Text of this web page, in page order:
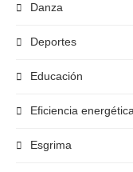
Danza
Deportes
Educación
Eficiencia energética
Esgrima